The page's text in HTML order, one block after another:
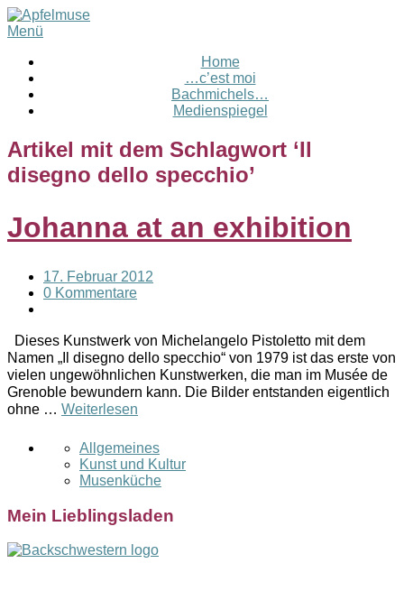
Menü
Home
…c’est moi
Bachmichels…
Medienspiegel
Artikel mit dem Schlagwort ‘Il
disegno dello specchio’
Johanna at an exhibition
17. Februar 2012
0 Kommentare
Dieses Kunstwerk von Michelangelo Pistoletto mit dem
Namen „Il disegno dello specchio“ von 1979 ist das erste von
vielen ungewöhnlichen Kunstwerken, die man im Musée de
Grenoble bewundern kann. Die Bilder entstanden eigentlich
ohne … Weiterlesen
Allgemeines
Kunst und Kultur
Musenküche
Mein Lieblingsladen